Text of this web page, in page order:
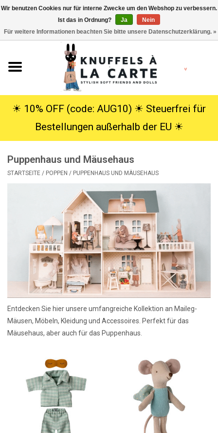
Kuscheltiere
SALE
Geschenke
Lookbooks
☀︎ 10% OFF (code: AUG10) ☀︎ Steuerfrei für
Bestellungen außerhalb der EU ☀︎
Puppenhaus und Mäusehaus
STARTSEITE / POPPEN / PUPPENHAUS UND MÄUSEHAUS
Entdecken Sie hier unsere umfangreiche Kollektion an Maileg-
Mäusen, Möbeln, Kleidung und Accessoires. Perfekt für das
Mäusehaus, aber auch für das Puppenhaus.
Wir benutzen Cookies nur für interne Zwecke um den Webshop zu verbessern.
Ist das in Ordnung?
Ja
Nein
Für weitere Informationen beachten Sie bitte unsere Datenschutzerklärung. »